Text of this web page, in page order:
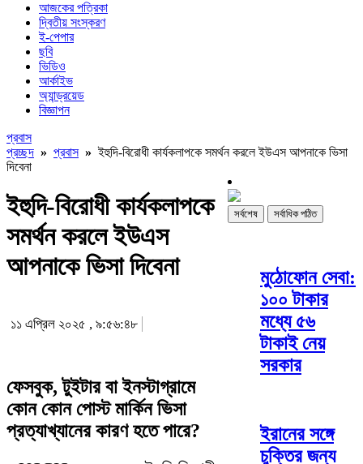
আজকের পত্রিকা
দ্বিতীয় সংস্করণ
ই-পেপার
ছবি
ভিডিও
আর্কাইভ
অ্যান্ড্রয়েড
বিজ্ঞাপন
প্রবাস
প্রচ্ছদ » প্রবাস»ইহুদি-বিরোধী কার্যকলাপকে সমর্থন করলে ইউএস আপনাকে ভিসা
দিবেনা
ইহুদি-বিরোধী কার্যকলাপকে
সমর্থন করলে ইউএস
আপনাকে ভিসা দিবেনা
১১ এপ্রিল ২০২৫ , ৯:৫৬:৪৮
ফেসবুক, টুইটার বা ইনস্টাগ্রামে
কোন কোন পোস্ট মার্কিন ভিসা
প্রত্যাখ্যানের কারণ হতে পারে?
সর্বশেষ সর্বাধিক পঠিত
মুঠোফোন সেবা:
১০০ টাকার
মধ্যে ৫৬
টাকাই নেয়
সরকার
ইরানের সঙ্গে
চুক্তির জন্য